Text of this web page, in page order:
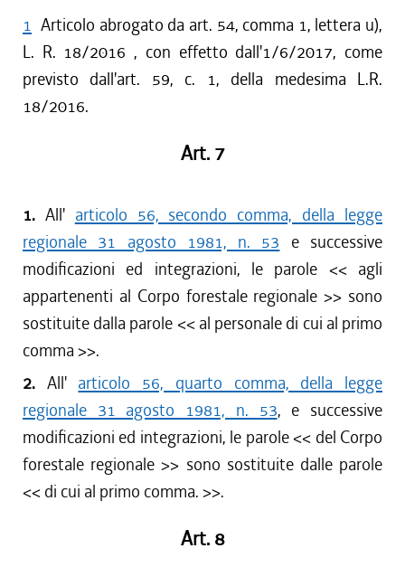
1 Articolo abrogato da art. 54, comma 1, lettera u),
L. R. 18/2016 , con effetto dall'1/6/2017, come
previsto dall'art. 59, c. 1, della medesima L.R.
18/2016.
Art. 7
1. All' articolo 56, secondo comma, della legge
regionale 31 agosto 1981, n. 53 e successive
modificazioni ed integrazioni, le parole << agli
appartenenti al Corpo forestale regionale >> sono
sostituite dalla parole << al personale di cui al primo
comma >>.
2. All' articolo 56, quarto comma, della legge
regionale 31 agosto 1981, n. 53, e successive
modificazioni ed integrazioni, le parole << del Corpo
forestale regionale >> sono sostituite dalle parole
<< di cui al primo comma. >>.
Art. 8